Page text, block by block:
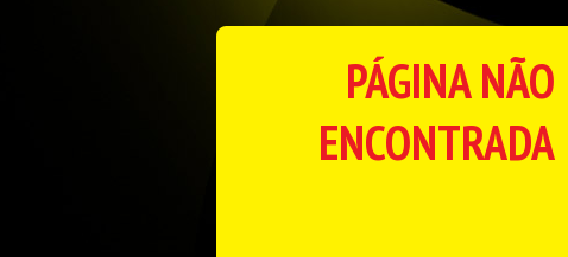
PÁGINA NÃO
ENCONTRADA